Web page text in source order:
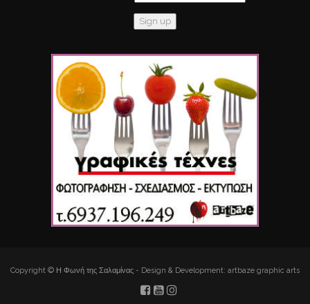
Copyright © Η Φωνή της Σαλαμίνας - Design & Development: artbaze graphic arts